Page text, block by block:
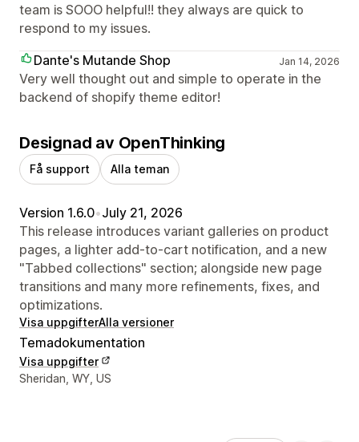
team is SOOO helpful!! they always are quick to
respond to my issues.
Dante's Mutande Shop
Jan 14, 2026
Very well thought out and simple to operate in the
backend of shopify theme editor!
Designad av OpenThinking
Få support Alla teman
Version 1.6.0•July 21, 2026
This release introduces variant galleries on product
pages, a lighter add-to-cart notification, and a new
"Tabbed collections" section; alongside new page
transitions and many more refinements, fixes, and
optimizations.
Visa uppgifterAlla versioner
Temadokumentation
Visa uppgifter
Designerns kontaktuppgifter
Sheridan, WY, US